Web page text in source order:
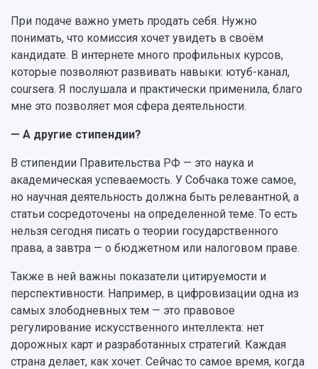
При подаче важно уметь продать себя. Нужно
понимать, что комиссия хочет увидеть в своём
кандидате. В интернете много профильных курсов,
которые позволяют развивать навыки: ютуб-канал,
coursera. Я послушала и практически применила, благо
мне это позволяет моя сфера деятельности.
— А другие стипендии?
В стипендии Правительства РФ — это наука и
академическая успеваемость. У Собчака тоже самое,
но научная деятельность должна быть релевантной, а
статьи сосредоточены на определенной теме. То есть
нельзя сегодня писать о теории государственного
права, а завтра — о бюджетном или налоговом праве.
Также в ней важны показатели цитируемости и
перспективности. Например, в цифровизации одна из
самых злободневных тем — это правовое
регулирование искусственного интеллекта: нет
дорожных карт и разработанных стратегий. Каждая
страна делает, как хочет. Сейчас то самое время, когда